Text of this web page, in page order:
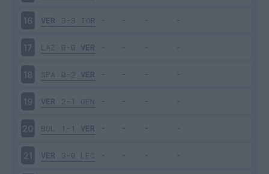
16 VER 3-3 TOR
17 LAZ 0-0 VER
18 SPA 0-2 VER
19 VER 2-1 GEN
20 BOL 1-1 VER
21 VER 3-0 LEC